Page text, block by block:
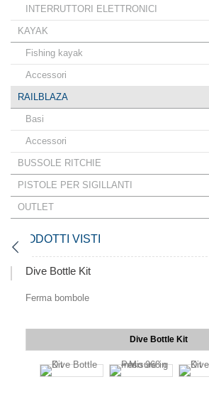
INTERRUTTORI ELETTRONICI
KAYAK
Fishing kayak
Accessori
RAILBLAZA
Basi
Accessori
BUSSOLE RITCHIE
PISTOLE PER SIGILLANTI
OUTLET
PRODOTTI VISTI
Dive Bottle Kit
Ferma bombole
Dive Bottle Kit